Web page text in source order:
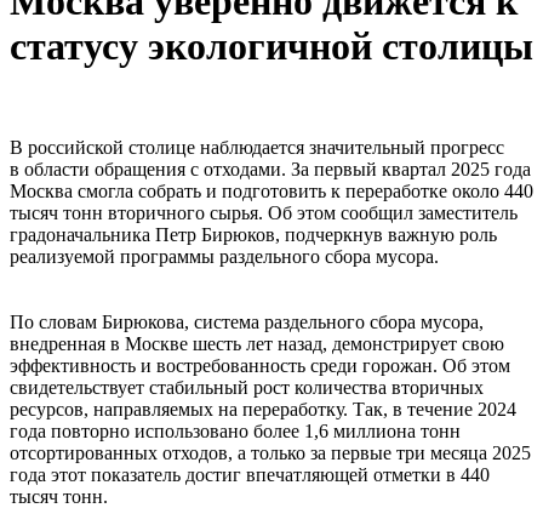
статусу экологичной столицы
В российской столице наблюдается значительный прогресс
в области обращения с отходами. За первый квартал 2025 года
Москва смогла собрать и подготовить к переработке около 440
тысяч тонн вторичного сырья. Об этом сообщил заместитель
градоначальника Петр Бирюков, подчеркнув важную роль
реализуемой программы раздельного сбора мусора.
По словам Бирюкова, система раздельного сбора мусора,
внедренная в Москве шесть лет назад, демонстрирует свою
эффективность и востребованность среди горожан. Об этом
свидетельствует стабильный рост количества вторичных
ресурсов, направляемых на переработку. Так, в течение 2024
года повторно использовано более 1,6 миллиона тонн
отсортированных отходов, а только за первые три месяца 2025
года этот показатель достиг впечатляющей отметки в 440
тысяч тонн.